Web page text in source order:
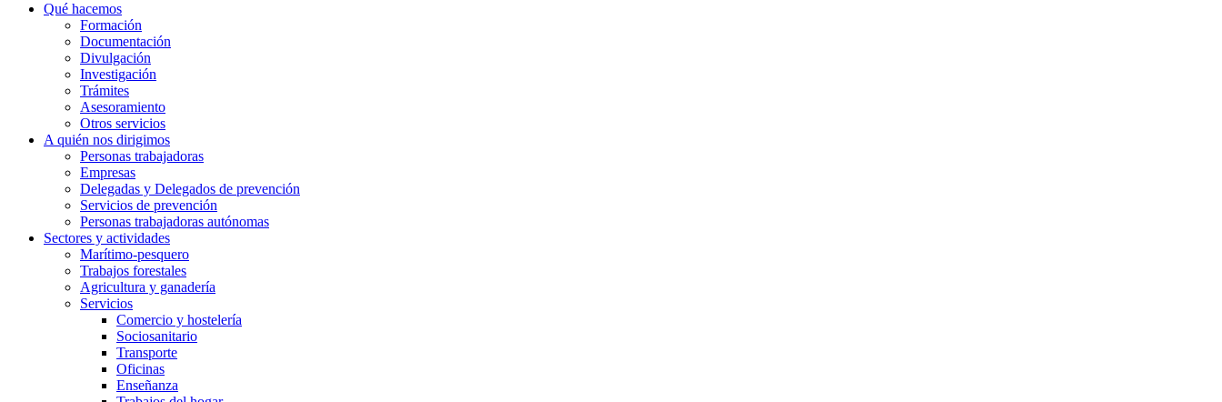
Qué hacemos
Formación
Documentación
Divulgación
Investigación
Trámites
Asesoramiento
Otros servicios
A quién nos dirigimos
Personas trabajadoras
Empresas
Delegadas y Delegados de prevención
Servicios de prevención
Personas trabajadoras autónomas
Sectores y actividades
Marítimo-pesquero
Trabajos forestales
Agricultura y ganadería
Servicios
Comercio y hostelería
Sociosanitario
Transporte
Oficinas
Enseñanza